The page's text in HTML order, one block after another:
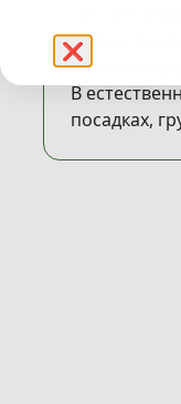
❌
Листья
Плоды
Вяз
В
посадках,